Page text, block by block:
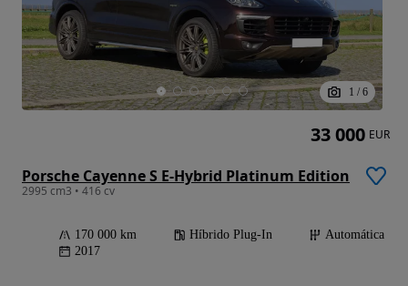
1 / 6
Porsche Cayenne S E-Hybrid Platinum Edition
2995 cm3 • 416 cv
170 000 km Híbrido Plug-In
Automática
2017
33 000 EUR